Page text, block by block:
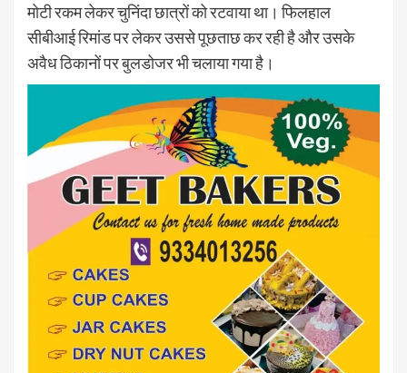
मोटी रकम लेकर चुनिंदा छात्रों को रटवाया था। फिलहाल
सीबीआई रिमांड पर लेकर उससे पूछताछ कर रही है और उसके
अवैध ठिकानों पर बुलडोजर भी चलाया गया है।